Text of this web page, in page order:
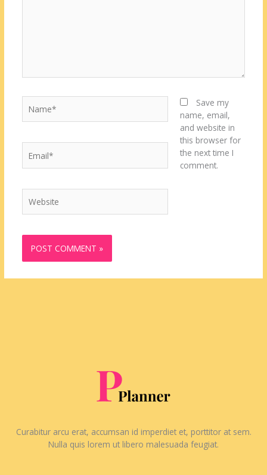
Save my
name, email,
and website in
this browser for
the next time I
comment.
Curabitur arcu erat, accumsan id imperdiet et, porttitor at sem.
Nulla quis lorem ut libero malesuada feugiat.